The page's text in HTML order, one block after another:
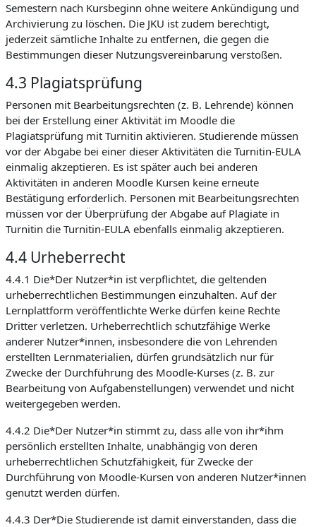
Semestern nach Kursbeginn ohne weitere Ankündigung und
Archivierung zu löschen. Die JKU ist zudem berechtigt,
jederzeit sämtliche Inhalte zu entfernen, die gegen die
Bestimmungen dieser Nutzungsvereinbarung verstoßen.
4.3 Plagiatsprüfung
Personen mit Bearbeitungsrechten (z. B. Lehrende) können
bei der Erstellung einer Aktivität im Moodle die
Plagiatsprüfung mit Turnitin aktivieren. Studierende müssen
vor der Abgabe bei einer dieser Aktivitäten die Turnitin-EULA
einmalig akzeptieren. Es ist später auch bei anderen
Aktivitäten in anderen Moodle Kursen keine erneute
Bestätigung erforderlich. Personen mit Bearbeitungsrechten
müssen vor der Überprüfung der Abgabe auf Plagiate in
Turnitin die Turnitin-EULA ebenfalls einmalig akzeptieren.
4.4 Urheberrecht
4.4.1 Die*Der Nutzer*in ist verpflichtet, die geltenden
urheberrechtlichen Bestimmungen einzuhalten. Auf der
Lernplattform veröffentlichte Werke dürfen keine Rechte
Dritter verletzen. Urheberrechtlich schutzfähige Werke
anderer Nutzer*innen, insbesondere die von Lehrenden
erstellten Lernmaterialien, dürfen grundsätzlich nur für
Zwecke der Durchführung des Moodle-Kurses (z. B. zur
Bearbeitung von Aufgabenstellungen) verwendet und nicht
weitergegeben werden.
4.4.2 Die*Der Nutzer*in stimmt zu, dass alle von ihr*ihm
persönlich erstellten Inhalte, unabhängig von deren
urheberrechtlichen Schutzfähigkeit, für Zwecke der
Durchführung von Moodle-Kursen von anderen Nutzer*innen
genutzt werden dürfen.
4.4.3 Der*Die Studierende ist damit einverstanden, dass die